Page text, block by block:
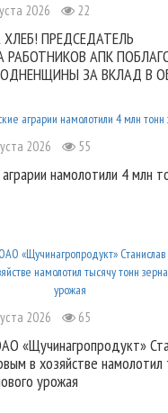
2026 22
ПРЕДСЕДАТЕЛЬ
АПК
ЗА ВКЛАД В
2026 55
намолотили 4 млн
2026 65
«Щучинагропродукт»
в хозяйстве намолотил
урожая